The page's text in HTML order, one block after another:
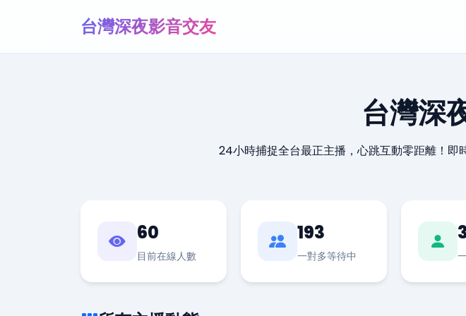
台灣深夜影音交友
台灣深
24小時捕捉全台最正主播，心跳互動零距離！即
60
目前在線人數
193
一對多等待中